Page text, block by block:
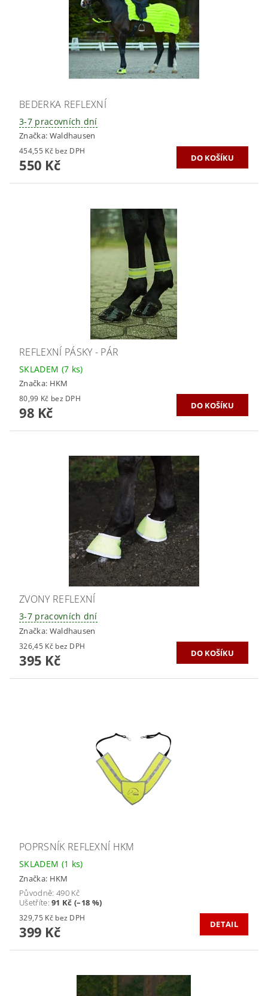
BEDERKA REFLEXNÍ
3-7 pracovních dní
Značka: Waldhausen
454,55 Kč bez DPH
550 Kč
REFLEXNÍ PÁSKY - PÁR
SKLADEM (7 ks)
Značka: HKM
80,99 Kč bez DPH
98 Kč
ZVONY REFLEXNÍ
3-7 pracovních dní
Značka: Waldhausen
326,45 Kč bez DPH
395 Kč
POPRSNÍK REFLEXNÍ HKM
SKLADEM (1 ks)
Značka: HKM
Původně: 490 Kč
Ušetříte:91 Kč (–18 %)
329,75 Kč bez DPH
399 Kč DETAIL